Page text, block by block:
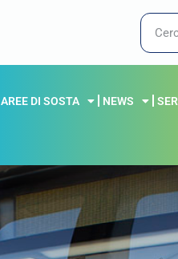
AREE DI SOSTA NEWS